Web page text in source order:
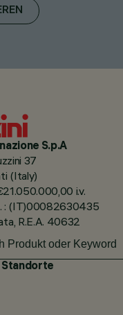
S.p.A
37
(Italy)
i.v.
: (IT)00082630435
R.E.A. 40632
Standorte